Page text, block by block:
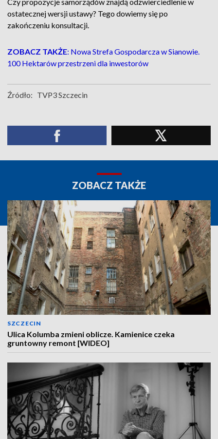
ostatecznej wersji ustawy? Tego dowiemy się po
zakończeniu konsultacji.
ZOBACZ TAKŻE: Nowa Strefa Gospodarcza w Sianowie.
100 Hektarów przestrzeni dla inwestorów
Źródło: TVP3 Szczecin
ZOBACZ TAKŻE
SZCZECIN
Ulica Kolumba zmieni oblicze. Kamienice czeka
gruntowny remont [WIDEO]